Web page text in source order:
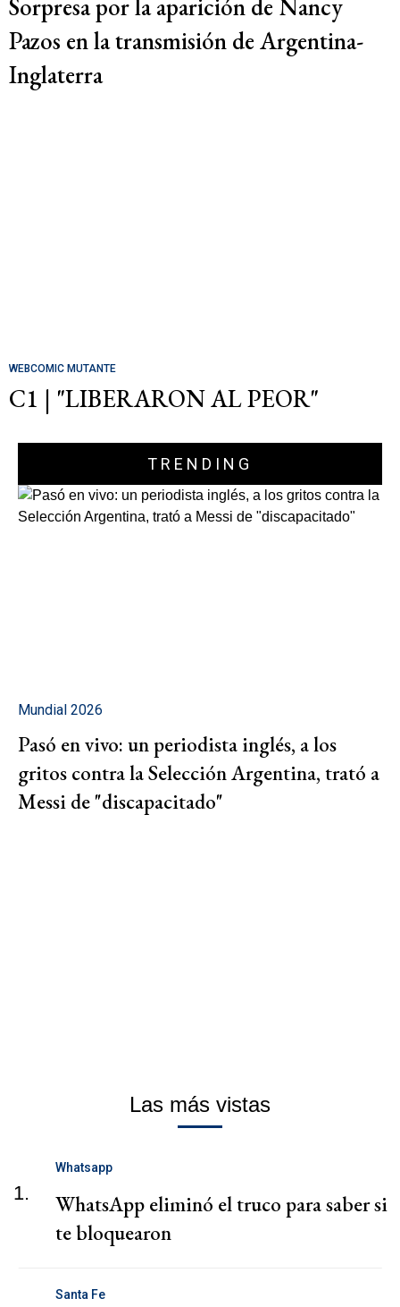
Sorpresa por la aparición de Nancy
Pazos en la transmisión de Argentina-
Inglaterra
WEBCOMIC MUTANTE
C1 | "LIBERARON AL PEOR"
TRENDING
Mundial 2026
Pasó en vivo: un periodista inglés, a los
gritos contra la Selección Argentina, trató a
Messi de "discapacitado"
Las más vistas
1.
Whatsapp
WhatsApp eliminó el truco para saber si
te bloquearon
Santa Fe